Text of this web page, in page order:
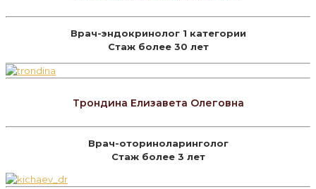
Врач-эндокринолог 1 категории
Стаж более 30 лет
Трондина Елизавета Олеговна
Врач-оториноларинголог
Стаж более 3 лет